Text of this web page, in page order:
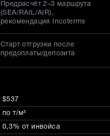
Предрасчёт 2–3 маршрута
(SEA/RAIL/AIR),
рекомендация Incoterms
Старт отгрузки после
предоплаты/депозита
$537
по т/м³
0,3% от инвойса